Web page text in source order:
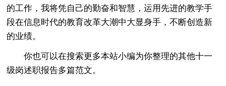
的工作，我将凭自己的勤奋和智慧，运用先进的教学手
段在信息时代的教育改革大潮中大显身手，不断创造新
的业绩。
你也可以在搜索更多本站小编为你整理的其他十一
级岗述职报告多篇范文。